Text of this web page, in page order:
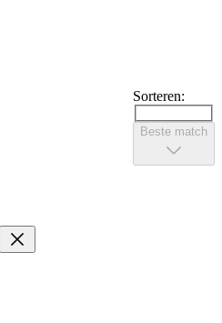
Sorteren:
Beste match